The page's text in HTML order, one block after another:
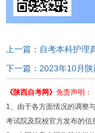
上一篇：自考本科护理
下一篇：2023年10月
《陕西自考网》 免责声明：
1、由于各方面情况的调整
考试院及院校官方发布的信